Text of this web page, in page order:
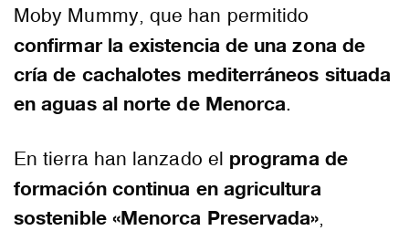
Moby Mummy, que han permitido
confirmar la existencia de una zona de
cría de cachalotes mediterráneos situada
en aguas al norte de Menorca.
En tierra han lanzado el programa de
formación continua en agricultura
sostenible «Menorca Preservada»,